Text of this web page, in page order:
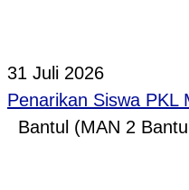
31 Juli 2026
Penarikan Siswa PKL
Bantul (MAN 2